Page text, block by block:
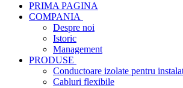
PRIMA PAGINA
COMPANIA
Despre noi
Istoric
Management
PRODUSE
Conductoare izolate pentru
Cabluri flexibile